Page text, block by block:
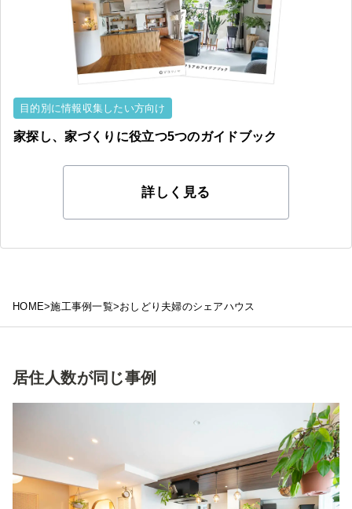
目的別に情報収集したい方向け
家探し、家づくりに役立つ5つのガイドブック
詳しく見る
HOME>施工事例一覧>おしどり夫婦のシェアハウス
居住人数が同じ事例